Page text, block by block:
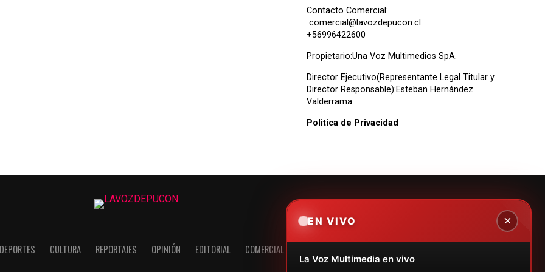
Contacto Comercial:
comercial@lavozdepucon.cl
+56996422600
Propietario:Una Voz Multimedios SpA.
Director Ejecutivo(Representante Legal Titular y
Director Responsable):Esteban Hernández
Valderrama
Politica de Privacidad
DEPORTES CULTURA REPORTAJES OPINIÓN EDITORIAL COMERCIAL
EN VIVO ×
La Voz Multimedia en vivo